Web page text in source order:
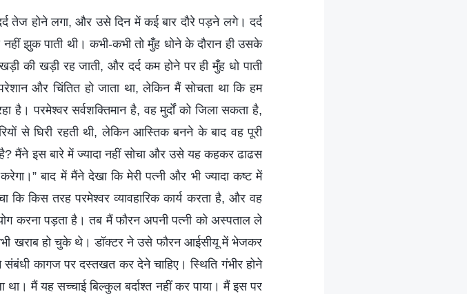
तेज होने लगा, और उसे दिन में कई बार दौरे पड़ने लगे। दर्द
झुक पाती थी। कभी-कभी तो मुँह धोने के दौरान ही उसके
की खड़ी रह जाती, और दर्द कम होने पर ही मुँह धो पाती
और चिंतित हो जाता था, लेकिन मैं सोचता था कि हम
है। परमेश्वर सर्वशक्तिमान है, वह मुर्दों को जिला सकता है,
से घिरी रहती थी, लेकिन आस्तिक बनने के बाद वह पूरी
मैंने इस बारे में ज्यादा नहीं सोचा और उसे यह कहकर ढाढस
बाद में मैंने देखा कि मेरी पत्नी और भी ज्यादा कष्ट में
किस तरह परमेश्वर व्यावहारिक कार्य करता है, और वह
करना पड़ता है। तब मैं फौरन अपनी पत्नी को अस्पताल ले
खराब हो चुके थे। डॉक्टर ने उसे फौरन आईसीयू में भेजकर
कागज पर दस्तखत कर देने चाहिए। स्थिति गंभीर होने
मैं यह सच्चाई बिल्कुल बर्दाश्त नहीं कर पाया। मैं इस पर